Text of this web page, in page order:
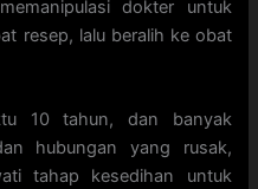
dokter untuk
resep, lalu beralih ke obat
10 tahun, dan banyak
hubungan yang rusak,
tahap kesedihan untuk